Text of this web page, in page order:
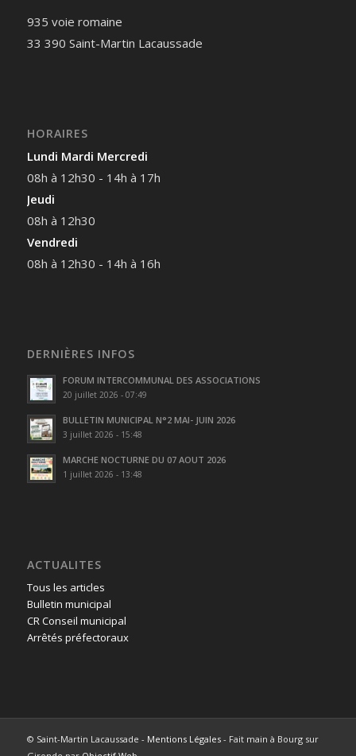
935 voie romaine
33 390 Saint-Martin Lacaussade
HORAIRES
Lundi Mardi Mercredi
08h à 12h30 - 14h à 17h
Jeudi
08h à 12h30
Vendredi
08h à 12h30 - 14h à 16h
DERNIÈRES INFOS
FORUM INTERCOMMUNAL DES ASSOCIATIONS
20 juillet 2026 - 07:49
BULLETIN MUNICIPAL N°2 MAI- JUIN 2026
3 juillet 2026 - 15:48
MARCHE NOCTURNE DU 07 AOUT 2026
1 juillet 2026 - 13:48
ACTUALITES
Tous les articles
Bulletin municipal
CR Conseil municipal
Arrêtés préfectoraux
© Saint-Martin Lacaussade - Mentions Légales- Fait main à Bourg sur